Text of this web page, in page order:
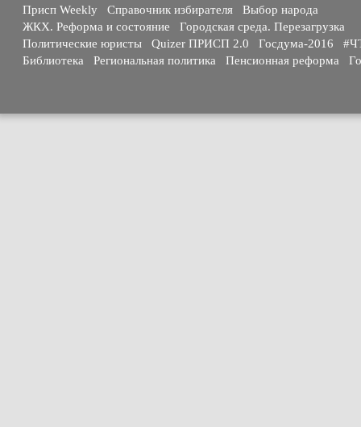
Присп Weekly
Справочник избирателя
Выбор народа
ЖКХ. Реформа и состояние
Городская среда. Перезагрузка
Политические юристы
Quizer ПРИСП 2.0 Госдума-2016
Библиотека
Региональная политика Пенсионная реформа